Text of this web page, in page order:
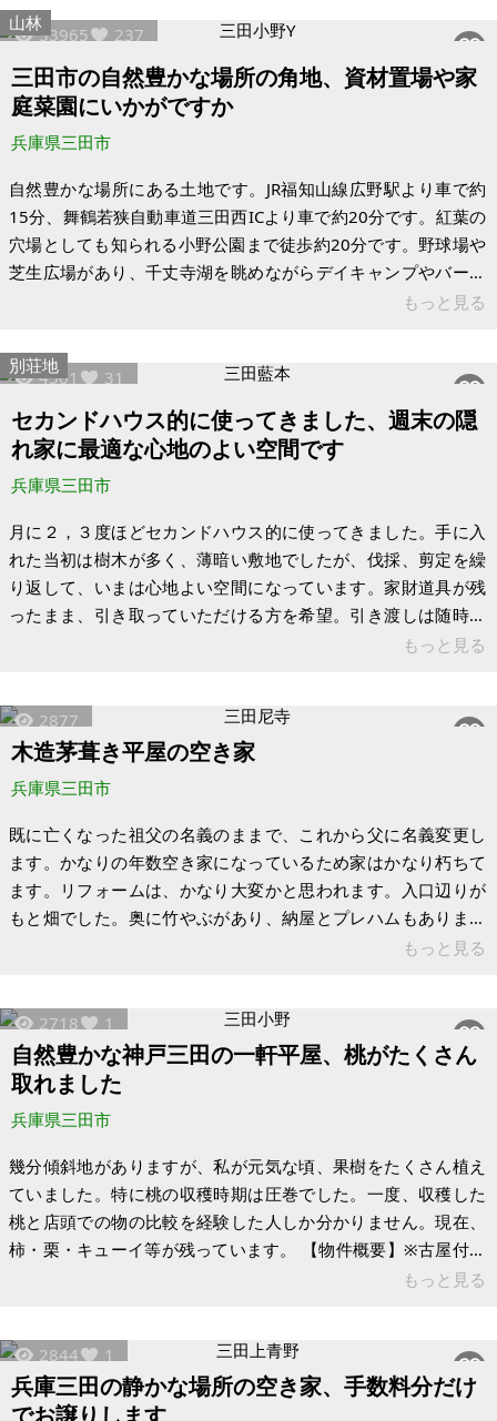
場はありません。上水の引き込みが無く井戸水を使用していま
す。前面道路まで配管は来ておりますので、工事すれば上水道
は使用可能です。現況ポンプで井戸水をくみ上げる形ですが、
設備が使用可能かは不明です。写真にある通り、残置物があり
ます。現況有姿で引き渡しになります。
33965 237
山林
三田市の自然豊かな場所の角地、資材置場や家
庭菜園にいかがですか
兵庫県三田市
自然豊かな場所にある土地です。JR福知山線広野駅より車で約
15分、舞鶴若狭自動車道三田西ICより車で約20分です。紅葉の
穴場としても知られる小野公園まで徒歩約20分です。野球場や
芝生広場があり、千丈寺湖を眺めながらデイキャンプやバーベ
ん。固定資産税は免税点未満のため課税されておらず、現時点
で他の費用もかかっておりません。駐車場や資材置場、畑や果
汁園として利用されたい方におすすめの土地です。ご興味があ
る方はお気軽にお問い合わせください。 【物件概要】※土地の
み案件です 場所：兵庫県
もっと見る
4501 31
別荘地
セカンドハウス的に使ってきました、週末の隠
れ家に最適な心地のよい空間です
兵庫県三田市
月に２，３度ほどセカンドハウス的に使ってきました。手に入
れた当初は樹木が多く、薄暗い敷地でしたが、伐採、剪定を繰
り返して、いまは心地よい空間になっています。家財道具が残
ったまま、引き取っていただける方を希望。引き渡しは随時、
ます。上層の建物は立派な梁で、とてもしっかりしています。
トイレは建物の外で汲み取りです。このあたりの家はどこも汲
み取りになります。水は山水を集めて、ポンプで各戸に送って
もっと見る
2877
木造茅葺き平屋の空き家
兵庫県三田市
既に亡くなった祖父の名義のままで、これから父に名義変更し
ます。かなりの年数空き家になっているため家はかなり朽ちて
ます。リフォームは、かなり大変かと思われます。入口辺りが
もと畑でした。奥に竹やぶがあり、納屋とプレハムもあります
が敷地全体に竹が生い茂って雑木林のようになっております。
りの環境はとても良く、有馬富士、花山院、いちご狩りや椎茸
狩り、バーベキュー、ゴルフ場、温泉などもあります。 トイレ
は水洗ではありません。家は修繕可能かどうかかなり朽ちてお
りわかりません。固定資産税は２万円弱
もっと見る
2718 1
自然豊かな神戸三田の一軒平屋、桃がたくさん
取れました
兵庫県三田市
幾分傾斜地がありますが、私が元気な頃、果樹をたくさん植え
ていました。特に桃の収穫時期は圧巻でした。一度、収穫した
桃と店頭での物の比較を経験した人しか分かりません。現在、
柿・栗・キューイ等が残っています。 【物件概要】※古屋付土
地（現状渡し）となります 場所:兵庫県三田市小野 土地:808.18
遮断 ・上下水道完備 ・3年前に浴室改装
もっと見る
2844 1
兵庫三田の静かな場所の空き家、手数料分だけ
でお譲りします